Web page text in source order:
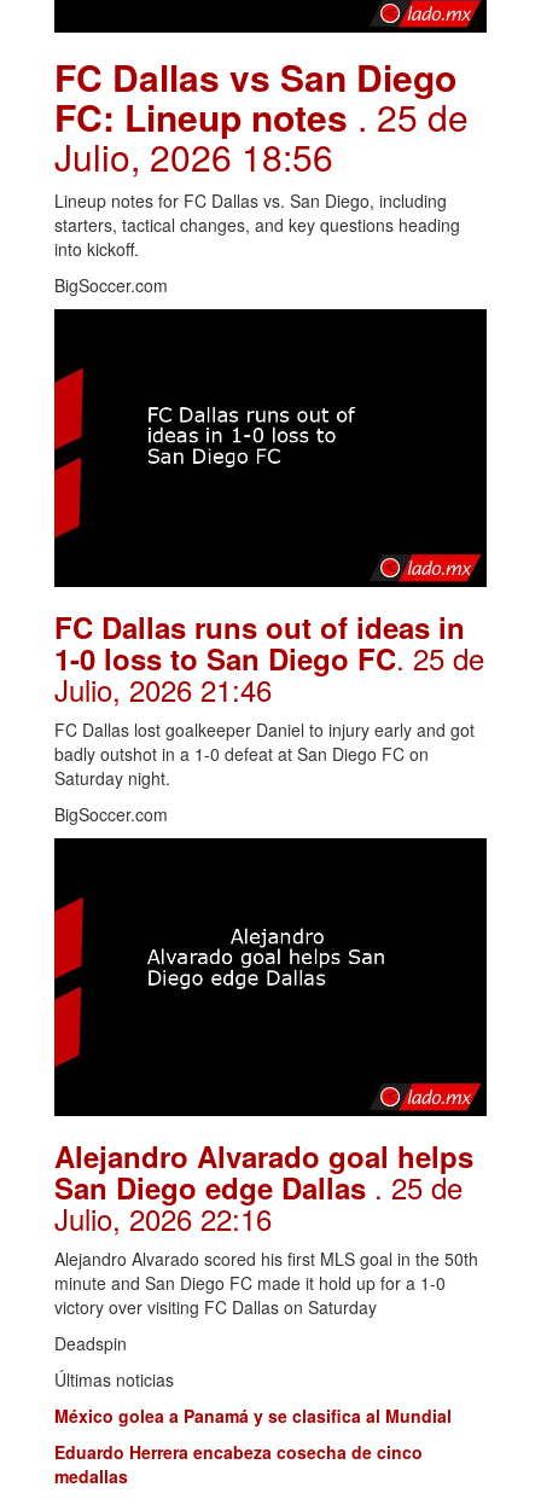
FC Dallas vs San Diego
FC: Lineup notes . 25 de
Julio, 2026 18:56
Lineup notes for FC Dallas vs. San Diego, including
starters, tactical changes, and key questions heading
into kickoff.
BigSoccer.com
FC Dallas runs out of ideas in
1-0 loss to San Diego FC. 25 de
Julio, 2026 21:46
FC Dallas lost goalkeeper Daniel to injury early and got
badly outshot in a 1-0 defeat at San Diego FC on
Saturday night.
BigSoccer.com
Alejandro Alvarado goal helps
San Diego edge Dallas . 25 de
Julio, 2026 22:16
Alejandro Alvarado scored his first MLS goal in the 50th
minute and San Diego FC made it hold up for a 1-0
victory over visiting FC Dallas on Saturday
Deadspin
Últimas noticias
México golea a Panamá y se clasifica al Mundial
Eduardo Herrera encabeza cosecha de cinco
medallas